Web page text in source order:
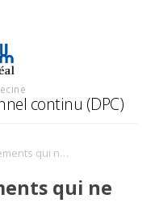
continu (DPC)
Balado | Les traitements qui ne fonctionnent pas !
qui ne